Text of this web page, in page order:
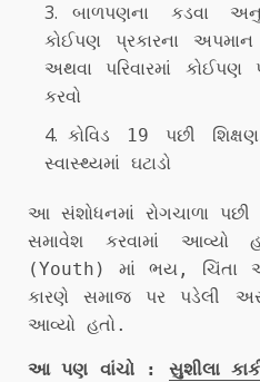
બાળપણના કડવા
કોઈપણ પ્રકારના
અથવા પરિવારમાં કોઈપણ
કરવો
કોવિડ 19 પછી
સ્વાસ્થ્યમાં ઘટાડો
આ સંશોધનમાં રોગચાળા પછી
સમાવેશ કરવામાં
(Youth) માં ભય, ચિંતા
કારણે સમાજ પર પડેલી
આવ્યો હતો.
આ પણ વાંચો : સુશીલા